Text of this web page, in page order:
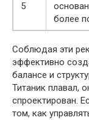
5
более
Соблюдая эти
эффективно
балансе и
Титаник плавал,
спроектирован.
том, как